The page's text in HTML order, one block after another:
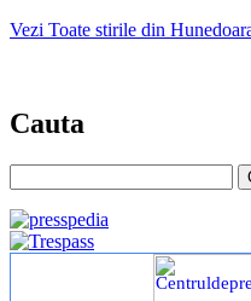
Vezi Toate stirile din
Cauta